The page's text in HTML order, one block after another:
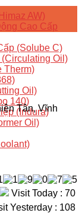
AW)
Cao Cấp
(Solube C)
Oil)
Therm)
Oil)
140)
(Indura)
Oil)
Tân, Vĩnh
Visit Today : 70
Yesterday : 108